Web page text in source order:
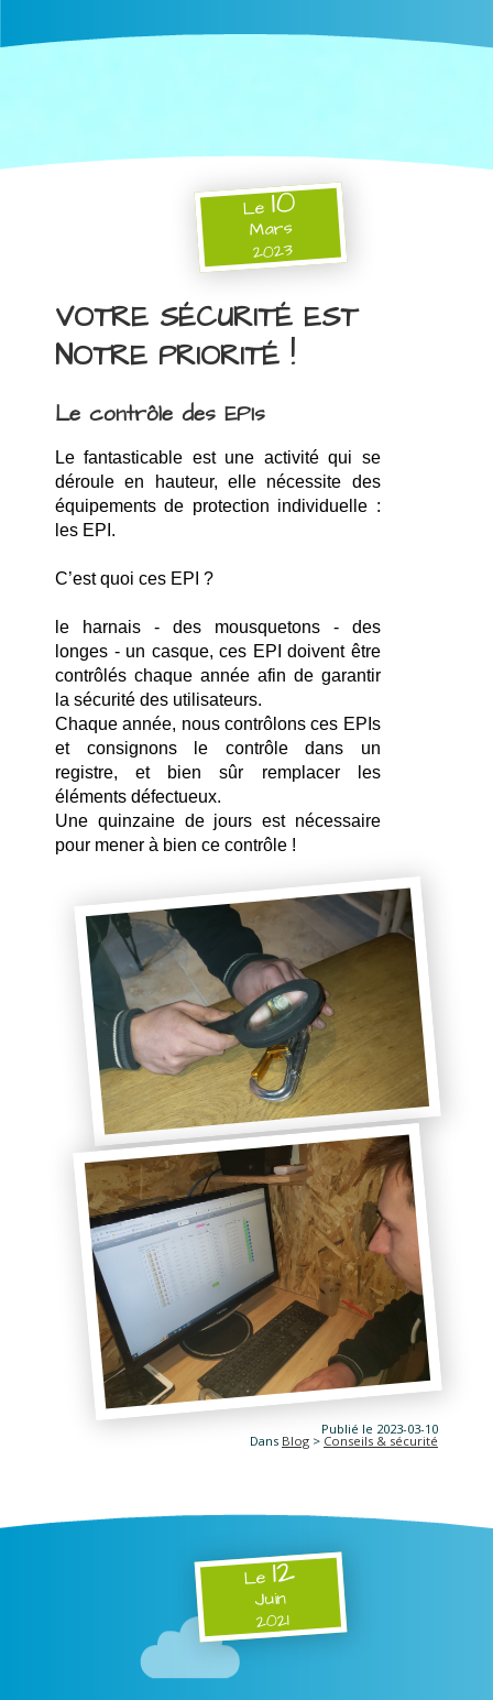
Le10
Mars
2023
VOTRE SÉCURITÉ EST
NOTRE PRIORITÉ !
Le contrôle des EPIs
Le fantasticable est une activité qui se
déroule en hauteur, elle nécessite des
équipements de protection individuelle :
les EPI.
C’est quoi ces EPI ?
le harnais - des mousquetons - des
longes - un casque, ces EPI doivent être
contrôlés chaque année afin de garantir
la sécurité des utilisateurs.
Chaque année, nous contrôlons ces EPIs
et consignons le contrôle dans un
registre, et bien sûr remplacer les
éléments défectueux.
Une quinzaine de jours est nécessaire
pour mener à bien ce contrôle !
Publié le 2023-03-10
Dans Blog > Conseils & sécurité
Le12
Juin
2021